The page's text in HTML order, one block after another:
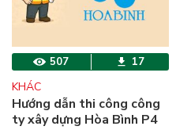
507 17
KHÁC
Hướng dẫn thi công công
ty xây dựng Hòa Bình P4